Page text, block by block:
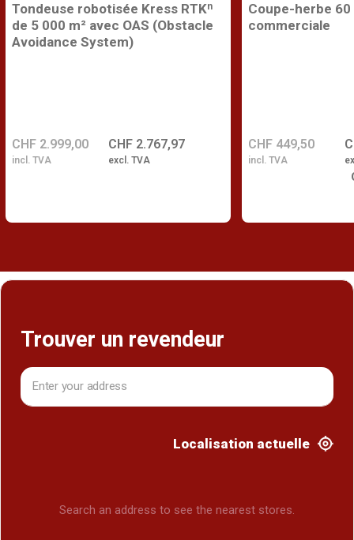
Tondeuse robotisée Kress RTKⁿ
de 5 000 m² avec OAS (Obstacle
Avoidance System)
CHF 2.767,97
excl. TVA
CHF 2.999,00
incl. TVA
Coupe-herbe
commerciale
CHF 449,50
incl. TVA
Trouver un revendeur
Localisation actuelle
Search an address to see the nearest stores.